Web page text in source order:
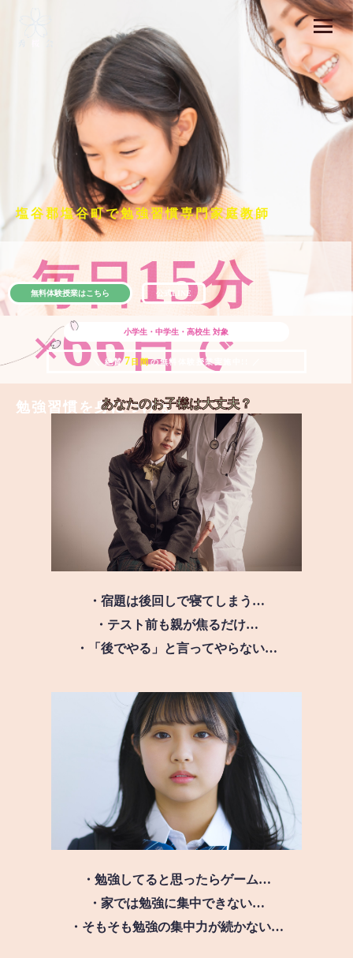
塩谷郡塩谷町で勉強習慣専門家庭教師
毎日15分
×66日で
勉強習慣を身につける
小学生・中学生・高校生 対象
＼ 絶賛 7 日間の無料体験授業実施中!! ／
無料体験授業はこちら 公式LINE
あなたのお子様は大丈夫？
・宿題は後回しで寝てしまう…
・テスト前も親が焦るだけ…
・「後でやる」と言ってやらない…
・勉強してると思ったらゲーム…
・家では勉強に集中できない…
・そもそも勉強の集中力が続かない…